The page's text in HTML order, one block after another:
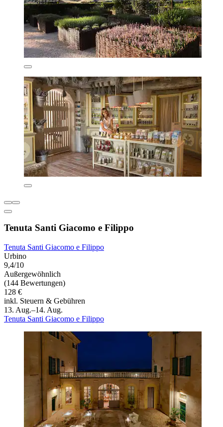
Tenuta Santi Giacomo e Filippo
Tenuta Santi Giacomo e Filippo
Urbino
9,4/10
Außergewöhnlich
(144 Bewertungen)
128 €
inkl. Steuern & Gebühren
13. Aug.–14. Aug.
Tenuta Santi Giacomo e Filippo